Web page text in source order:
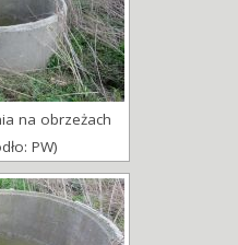
na obrzeżach
PW)